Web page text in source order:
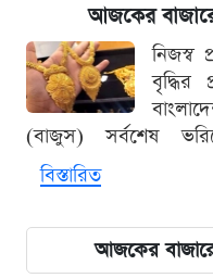
আজকের
নিজস্ব
বৃদ্ধির
(বাজুস) সর্বশেষ
বিস্তারিত
আজকের